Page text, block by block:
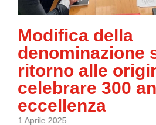
Modifica della
denominazione
ritorno alle
celebrare 300
eccellenza
1 Aprile 2025